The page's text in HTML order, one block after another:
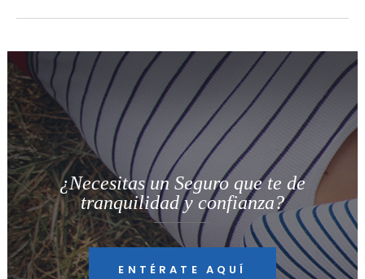
¿Necesitas un Seguro que te de
tranquilidad y confianza?
ENTÉRATE AQUÍ